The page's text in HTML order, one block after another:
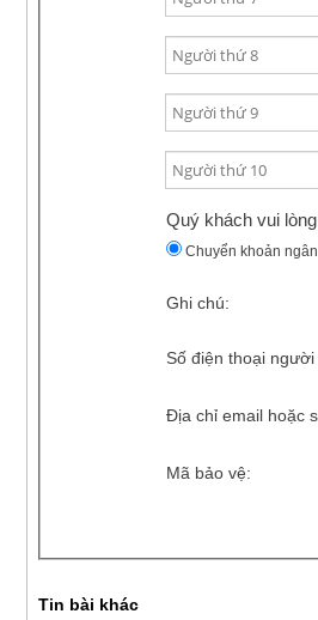
Quý khách vui
Chuyển khoản
Ghi chú:
Số điện thoại người
Địa chỉ email hoặc
Mã bảo vệ:
Tin bài khác